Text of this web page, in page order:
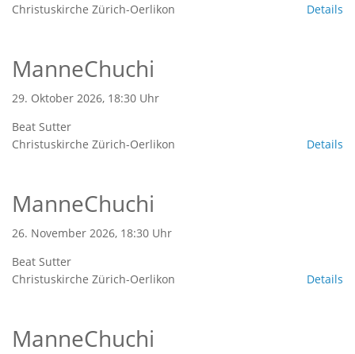
Christuskirche Zürich-Oerlikon
Details
ManneChuchi
29. Oktober 2026, 18:30 Uhr
Beat Sutter
Christuskirche Zürich-Oerlikon
Details
ManneChuchi
26. November 2026, 18:30 Uhr
Beat Sutter
Christuskirche Zürich-Oerlikon
Details
ManneChuchi